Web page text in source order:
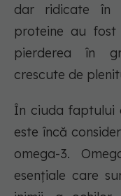
dar ridicate în
proteine au
pierderea în
crescute de
În ciuda faptului
este încă
omega-3.
esențiale care